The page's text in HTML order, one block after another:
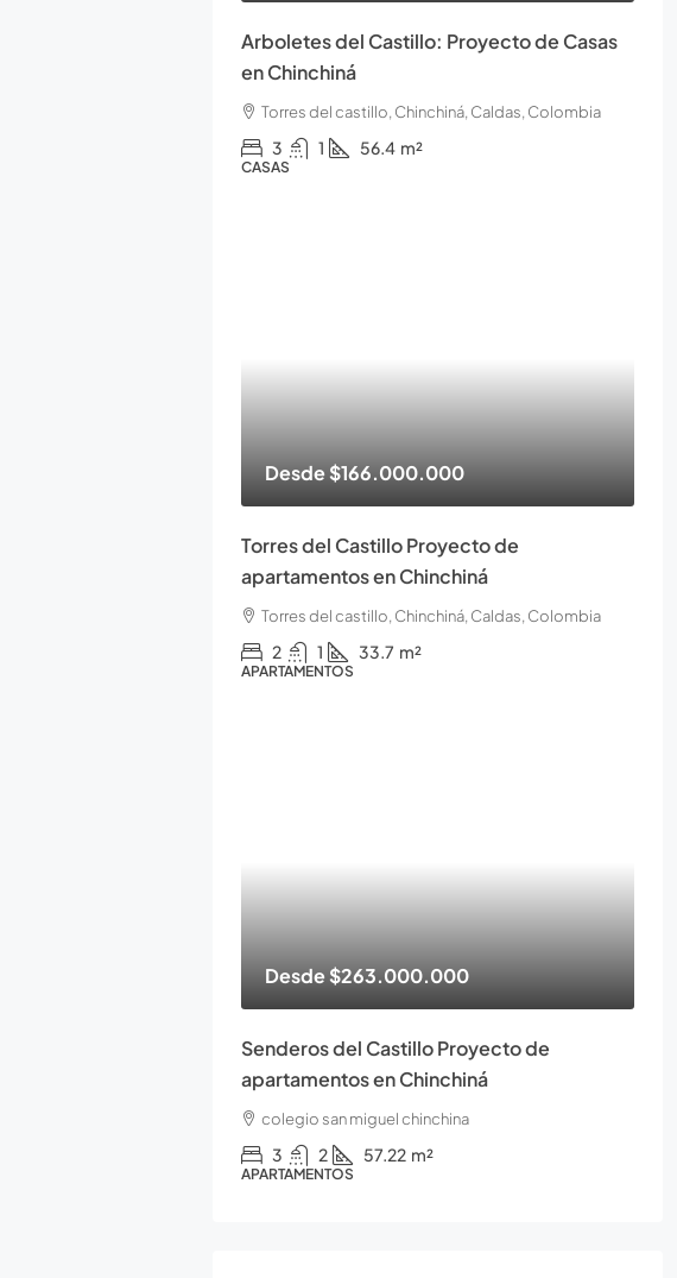
Arboletes del Castillo: Proyecto de Casas
en Chinchiná
Torres del castillo, Chinchiná, Caldas, Colombia
3 1 56.4 m²
CASAS
Desde$166.000.000
Torres del Castillo Proyecto de
apartamentos en Chinchiná
Torres del castillo, Chinchiná, Caldas, Colombia
2 1 33.7 m²
APARTAMENTOS
Desde$263.000.000
Senderos del Castillo Proyecto de
apartamentos en Chinchiná
colegio san miguel chinchina
3 2 57.22 m²
APARTAMENTOS